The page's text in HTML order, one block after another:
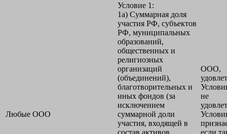
Любые ООО
Условие 1:
1а) Суммарная доля
участия РФ, субъектов
РФ, муниципальных
образований,
общественных и
религиозных
организаций
(объединений),
благотворительных и
иных фондов (за
исключением
суммарной доли
участия, входящей в
состав активов
ООО,
не
если